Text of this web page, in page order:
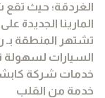
الغردقة؛ حيث تقع
المارينا الجديدة
تشتهر المنطقة بـ
السيارات لسهولة
خدمات شركة
خدمة من القلب